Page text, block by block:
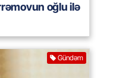
oğlu ilə
Gündəm